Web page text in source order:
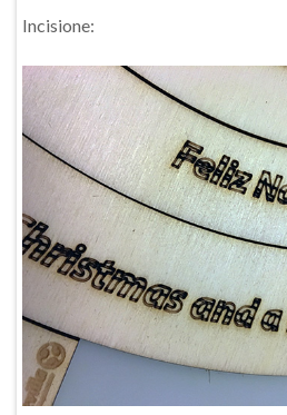
Incisione: